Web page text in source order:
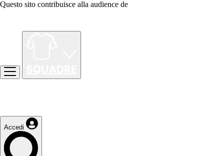
Questo sito contribuisce alla audience de
Accedi